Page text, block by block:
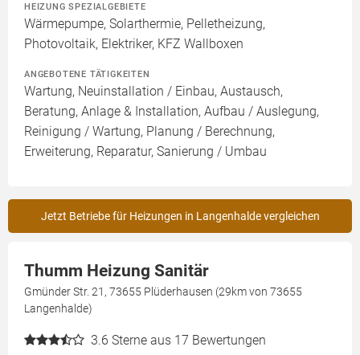
HEIZUNG SPEZIALGEBIETE
Wärmepumpe, Solarthermie, Pelletheizung,
Photovoltaik, Elektriker, KFZ Wallboxen
ANGEBOTENE TÄTIGKEITEN
Wartung, Neuinstallation / Einbau, Austausch,
Beratung, Anlage & Installation, Aufbau / Auslegung,
Reinigung / Wartung, Planung / Berechnung,
Erweiterung, Reparatur, Sanierung / Umbau
Jetzt Betriebe für Heizungen in Langenhalde vergleichen
Thumm Heizung Sanitär
Gmünder Str. 21, 73655 Plüderhausen (29km von 73655
Langenhalde)
3.6 Sterne aus 17 Bewertungen